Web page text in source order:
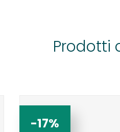
Prodotti
-17%